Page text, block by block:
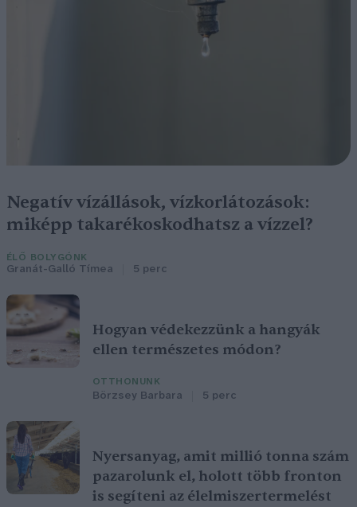
Negatív vízállások, vízkorlátozások:
miképp takarékoskodhatsz a vízzel?
ÉLŐ BOLYGÓNK
Granát-Galló Tímea 5 perc
Hogyan védekezzünk a hangyák
ellen természetes módon?
OTTHONUNK
Börzsey Barbara 5 perc
Nyersanyag, amit millió tonna szám
pazarolunk el, holott több fronton
is segíteni az élelmiszertermelést